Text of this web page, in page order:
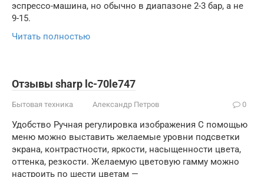
эспрессо-машина, но обычно в диапазоне 2-3 бар, а не
9-15.
Читать полностью
Отзывы sharp lc-70le747
Бытовая техника Александр Петров 0
Удобство Ручная регулировка изображения С помощью
меню можно выставить желаемые уровни подсветки
экрана, контрастности, яркости, насыщенности цвета,
оттенка, резкости. Желаемую цветовую гамму можно
настроить по шести цветам —